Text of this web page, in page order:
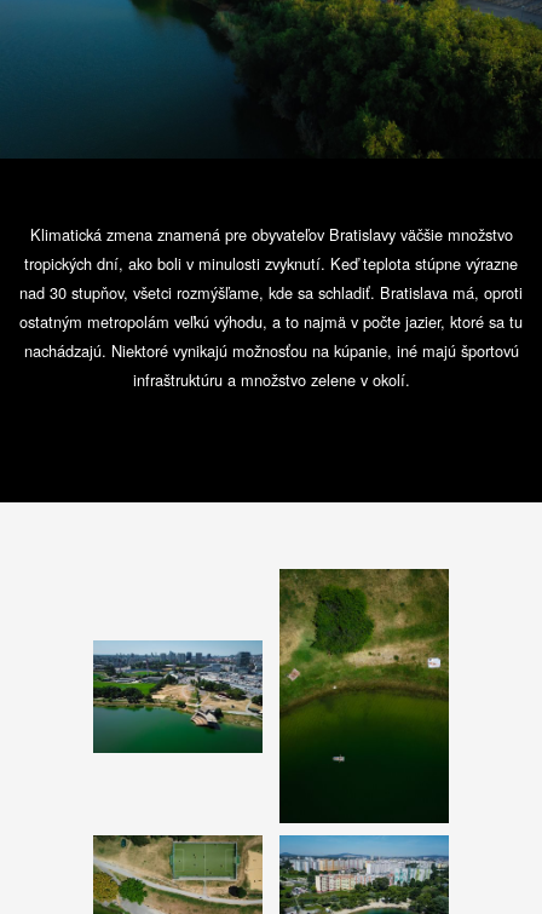
Klimatická zmena znamená pre obyvateľov Bratislavy väčšie množstvo
tropických dní, ako boli v minulosti zvyknutí. Keď teplota stúpne výrazne
nad 30 stupňov, všetci rozmýšľame, kde sa schladiť. Bratislava má, oproti
ostatným metropolám veľkú výhodu, a to najmä v počte jazier, ktoré sa tu
nachádzajú. Niektoré vynikajú možnosťou na kúpanie, iné majú športovú
infraštruktúru a množstvo zelene v okolí.